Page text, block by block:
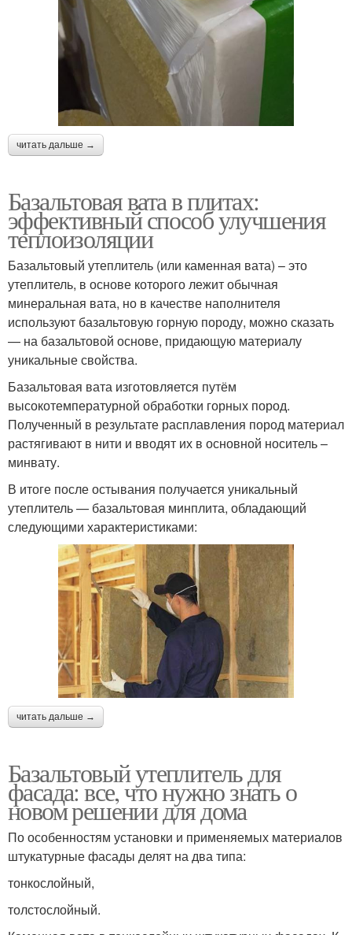
читать дальше →
Базальтовая вата в плитах:
эффективный способ улучшения
теплоизоляции
Базальтовый утеплитель (или каменная вата) – это
утеплитель, в основе которого лежит обычная
минеральная вата, но в качестве наполнителя
используют базальтовую горную породу, можно сказать
— на базальтовой основе, придающую материалу
уникальные свойства.
Базальтовая вата изготовляется путём
высокотемпературной обработки горных пород.
Полученный в результате расплавления пород материал
растягивают в нити и вводят их в основной носитель –
минвату.
В итоге после остывания получается уникальный
утеплитель — базальтовая минплита, обладающий
следующими характеристиками:
читать дальше →
Базальтовый утеплитель для
фасада: все, что нужно знать о
новом решении для дома
По особенностям установки и применяемых материалов
штукатурные фасады делят на два типа:
тонкослойный,
толстослойный.